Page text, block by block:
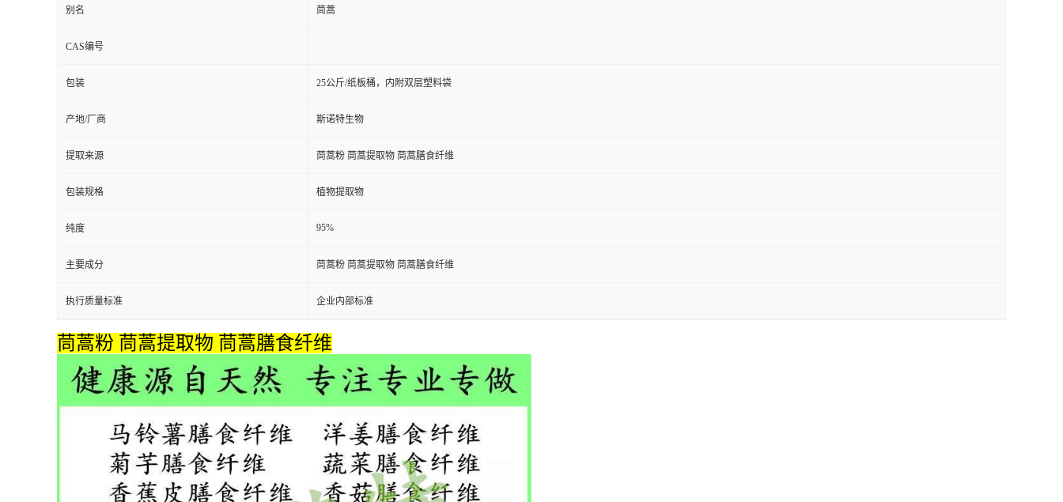
别名 茼蒿
CAS编号
包装 25公斤/纸板桶，内附双层塑料袋
产地/厂商 斯诺特生物
提取来源 茼蒿粉 茼蒿提取物 茼蒿膳食纤维
包装规格 植物提取物
纯度 95%
主要成分 茼蒿粉 茼蒿提取物 茼蒿膳食纤维
执行质量标准 企业内部标准
茼蒿粉 茼蒿提取物 茼蒿膳食纤维